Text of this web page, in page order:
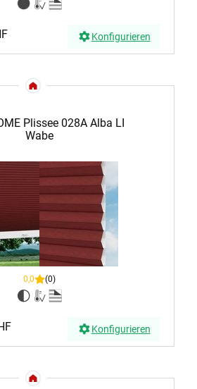
Konfigurieren
Plissee 028A Alba LI
Wabe
0,0 (0)
Konfigurieren